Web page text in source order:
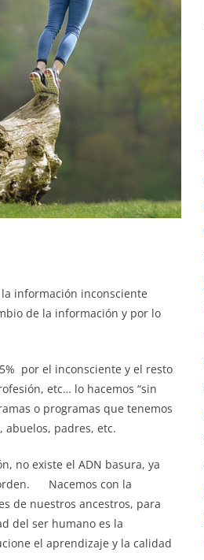
información inconsciente
de la información y por lo
por el inconsciente y el resto
etc… lo hacemos “sin
o programas que tenemos
abuelos, padres, etc.
no existe el ADN basura, ya
Nacemos con la
de nuestros ancestros, para
ser humano es la
el aprendizaje y la calidad